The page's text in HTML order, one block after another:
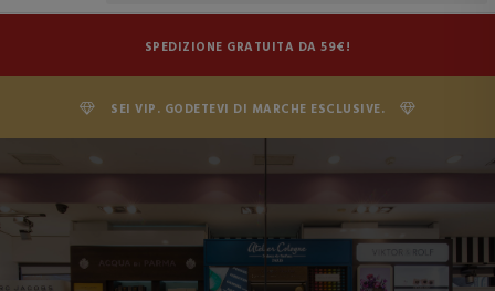
SPEDIZIONE GRATUITA DA 59€!
SEI VIP. GODETEVI DI MARCHE ESCLUSIVE.